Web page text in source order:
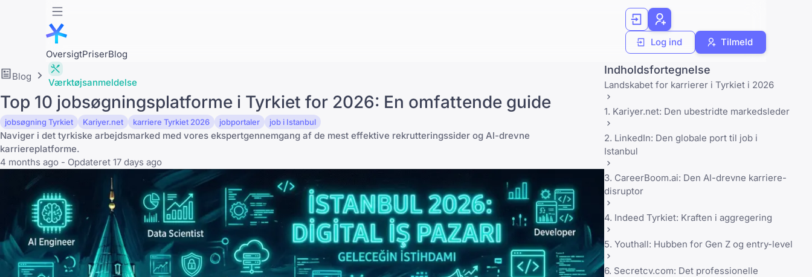
OversigtPriserBlog
Log ind Tilmeld
Blog
Værktøjsanmeldelse
Top 10 jobsøgningsplatforme i Tyrkiet for 2026: En omfattende guide
jobsøgning Tyrkiet Kariyer.net karriere Tyrkiet 2026 jobportaler job i Istanbul
Naviger i det tyrkiske arbejdsmarked med vores ekspertgennemgang af de mest effektive rekrutteringssider og AI-drevne
karriereplatforme.
4 months ago - Opdateret 17 days ago
Indholdsfortegnelse
Landskabet for karrierer i Tyrkiet i 2026
1. Kariyer.net: Den ubestridte markedsleder
2. LinkedIn: Den globale port til job i
Istanbul
3. CareerBoom.ai: Den AI-drevne karriere-
disruptor
4. Indeed Tyrkiet: Kraften i aggregering
5. Youthall: Hubben for Gen Z og entry-level
6. Secretcv.com: Det professionelle